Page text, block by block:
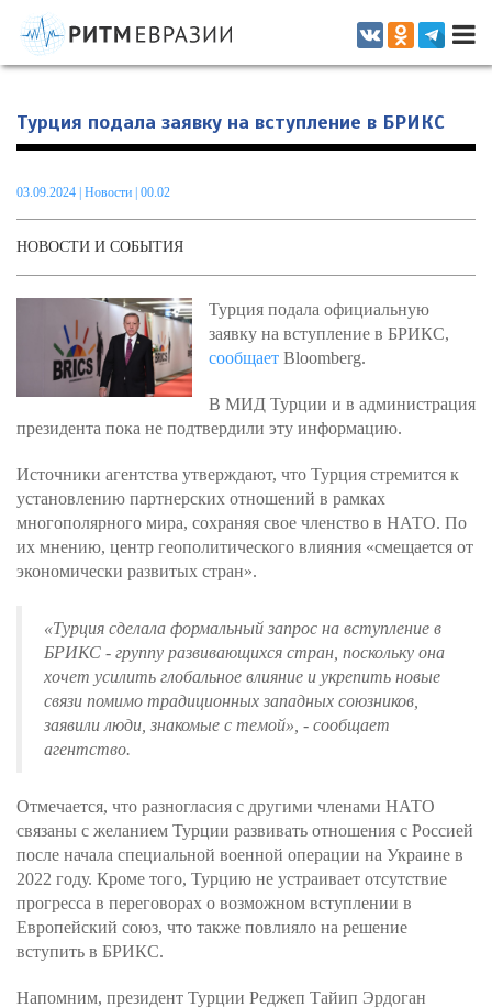
Информационно-аналитическое издание, посвященное актуальным
проблемам интеграции на постсоветском пространстве
Турция подала заявку на вступление в БРИКС
03.09.2024 Новости | 00.02
НОВОСТИ И СОБЫТИЯ
Турция подала официальную
заявку на вступление в БРИКС,
сообщает Bloomberg.
В МИД Турции и в администрация
президента пока не подтвердили эту информацию.
Источники агентства утверждают, что Турция стремится к
установлению партнерских отношений в рамках
многополярного мира, сохраняя свое членство в НАТО. По
их мнению, центр геополитического влияния «смещается от
экономически развитых стран».
«Турция сделала формальный запрос на вступление в
БРИКС - группу развивающихся стран, поскольку она
хочет усилить глобальное влияние и укрепить новые
связи помимо традиционных западных союзников,
заявили люди, знакомые с темой», - сообщает
агентство.
Отмечается, что разногласия с другими членами НАТО
связаны с желанием Турции развивать отношения с Россией
после начала специальной военной операции на Украине в
2022 году. Кроме того, Турцию не устраивает отсутствие
прогресса в переговорах о возможном вступлении в
Европейский союз, что также повлияло на решение
вступить в БРИКС.
Напомним, президент Турции Реджеп Тайип Эрдоган